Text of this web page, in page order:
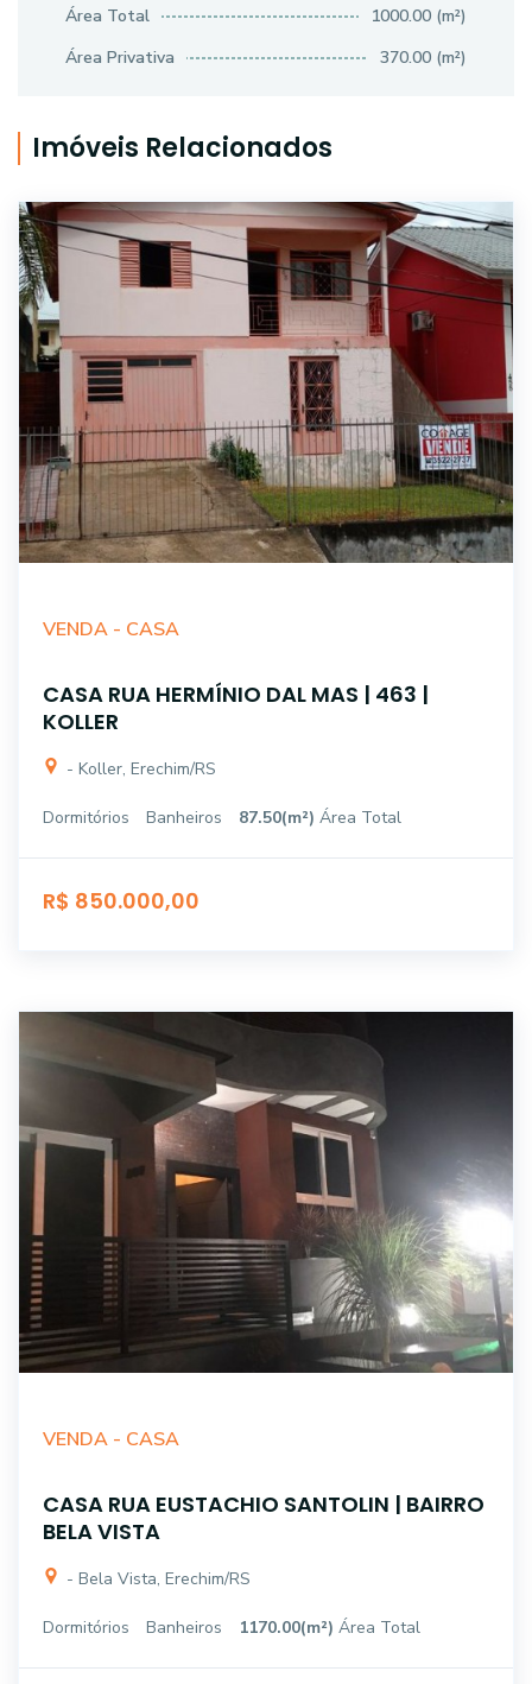
Área Total
1000.00 (m²)
Área Privativa
370.00 (m²)
Imóveis Relacionados
VENDA - CASA
CASA RUA HERMÍNIO DAL MAS | 463 |
KOLLER
- Koller, Erechim/RS
Dormitórios Banheiros 87.50(m²) Área Total
R$ 850.000,00
VENDA - CASA
CASA RUA EUSTACHIO SANTOLIN | BAIRRO
BELA VISTA
- Bela Vista, Erechim/RS
Dormitórios Banheiros 1170.00(m²) Área Total